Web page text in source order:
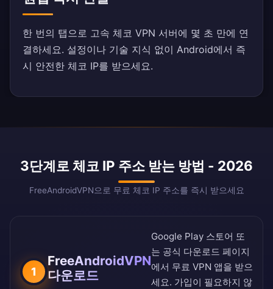
한 번의 탭으로 고속 체코 VPN 서버에 몇 초 만에 연
결하세요. 설정이나 기술 지식 없이 Android에서 즉
시 안전한 체코 IP를 받으세요.
3단계로 체코 IP 주소 받는 방법 - 2026
FreeAndroidVPN으로 무료 체코 IP 주소를 즉시 받으세요
1
FreeAndroidVPN
다운로드
Google Play 스토어 또
는 공식 다운로드 페이지
에서 무료 VPN 앱을 받으
세요. 가입이 필요하지 않